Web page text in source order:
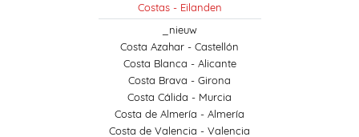
Costas - Eilanden
_nieuw
Costa Azahar - Castellón
Costa Blanca - Alicante
Costa Brava - Girona
Costa Cálida - Murcia
Costa de Almería - Almería
Costa de Valencia - Valencia